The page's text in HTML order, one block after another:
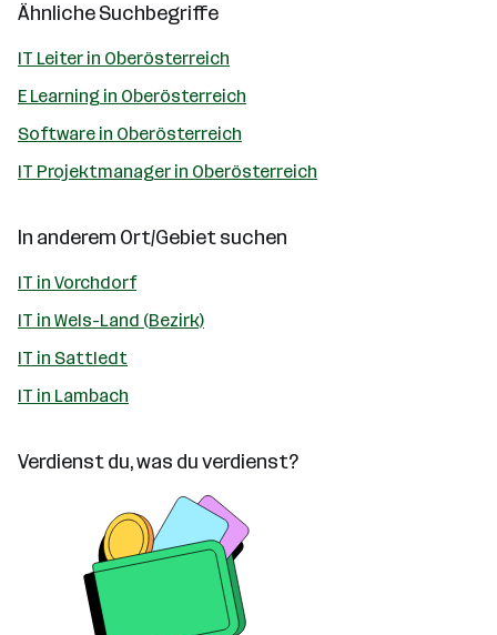
Ähnliche Suchbegriffe
IT Leiter in Oberösterreich
E Learning in Oberösterreich
Software in Oberösterreich
IT Projektmanager in Oberösterreich
In anderem Ort/Gebiet suchen
IT in Vorchdorf
IT in Wels-Land (Bezirk)
IT in Sattledt
IT in Lambach
Verdienst du, was du verdienst?